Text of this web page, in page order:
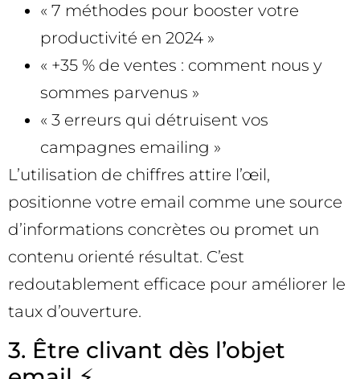
« 7 méthodes pour booster votre
productivité en 2024 »
« +35 % de ventes : comment nous y
sommes parvenus »
« 3 erreurs qui détruisent vos
campagnes emailing »
L’utilisation de chiffres attire l’œil,
positionne votre email comme une source
d’informations concrètes ou promet un
contenu orienté résultat. C’est
redoutablement efficace pour améliorer le
taux d’ouverture.
3. Être clivant dès l’objet